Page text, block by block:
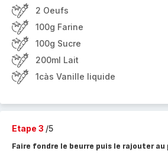
2 Oeufs
100g Farine
100g Sucre
200ml Lait
1càs Vanille liquide
Etape 3 /5
Faire fondre le beurre puis le rajouter